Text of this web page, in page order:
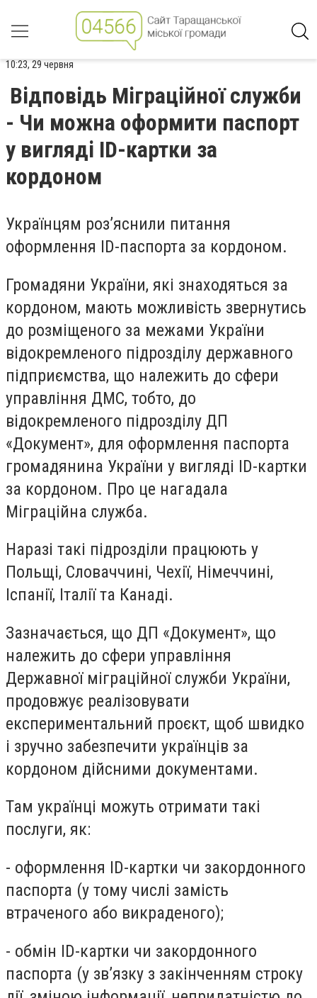
10:23, 29 червня
Відповідь Міграційної служби
- Чи можна оформити паспорт
у вигляді ID-картки за
кордоном
Українцям роз’яснили питання
оформлення ID-паспорта за кордоном.
Громадяни України, які знаходяться за
кордоном, мають можливість звернутись
до розміщеного за межами України
відокремленого підрозділу державного
підприємства, що належить до сфери
управління ДМС, тобто, до
відокремленого підрозділу ДП
«Документ», для оформлення паспорта
громадянина України у вигляді ID-картки
за кордоном. Про це нагадала
Міграційна служба.
Наразі такі підрозділи працюють у
Польщі, Словаччині, Чехії, Німеччині,
Іспанії, Італії та Канаді.
Зазначається, що ДП «Документ», що
належить до сфери управління
Державної міграційної служби України,
продовжує реалізовувати
експериментальний проєкт, щоб швидко
і зручно забезпечити українців за
кордоном дійсними документами.
Там українці можуть отримати такі
послуги, як:
- оформлення ID-картки чи закордонного
паспорта (у тому числі замість
втраченого або викраденого);
- обмін ID-картки чи закордонного
паспорта (у зв’язку з закінченням строку